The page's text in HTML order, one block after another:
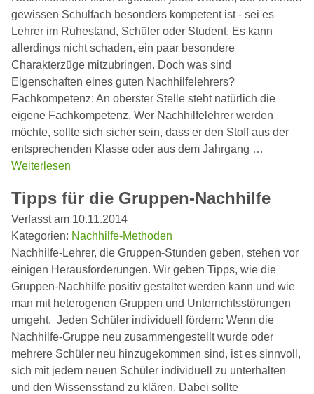
gewissen Schulfach besonders kompetent ist - sei es
Lehrer im Ruhestand, Schüler oder Student. Es kann
allerdings nicht schaden, ein paar besondere
Charakterzüge mitzubringen. Doch was sind
Eigenschaften eines guten Nachhilfelehrers?
Fachkompetenz: An oberster Stelle steht natürlich die
eigene Fachkompetenz. Wer Nachhilfelehrer werden
möchte, sollte sich sicher sein, dass er den Stoff aus der
entsprechenden Klasse oder aus dem Jahrgang …
Weiterlesen
Tipps für die Gruppen-Nachhilfe
Verfasst am 10.11.2014
Kategorien: Nachhilfe-Methoden
Nachhilfe-Lehrer, die Gruppen-Stunden geben, stehen vor
einigen Herausforderungen. Wir geben Tipps, wie die
Gruppen-Nachhilfe positiv gestaltet werden kann und wie
man mit heterogenen Gruppen und Unterrichtsstörungen
umgeht. Jeden Schüler individuell fördern: Wenn die
Nachhilfe-Gruppe neu zusammengestellt wurde oder
mehrere Schüler neu hinzugekommen sind, ist es sinnvoll,
sich mit jedem neuen Schüler individuell zu unterhalten
und den Wissensstand zu klären. Dabei sollte